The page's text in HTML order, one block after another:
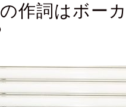
作詞はボー